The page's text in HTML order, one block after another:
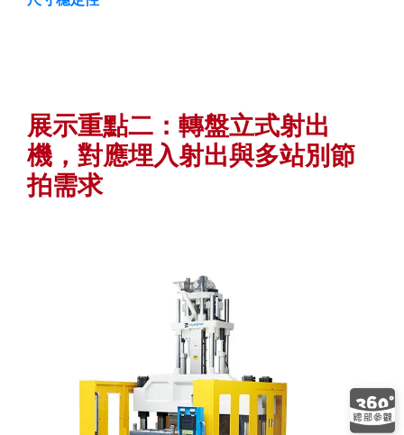
展示重點二：轉盤立式射出
機，對應埋入射出與多站別節
拍需求